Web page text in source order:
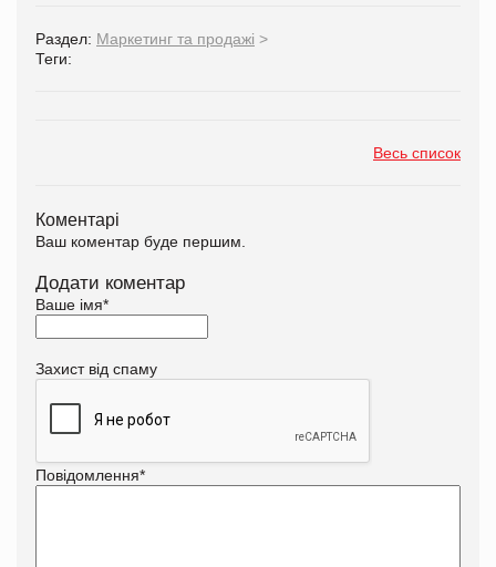
Раздел: Маркетинг та продажі >
Теги:
Весь список
Коментарі
Ваш коментар буде першим.
Додати коментар
Ваше імя*
Захист від спаму
Повідомлення*